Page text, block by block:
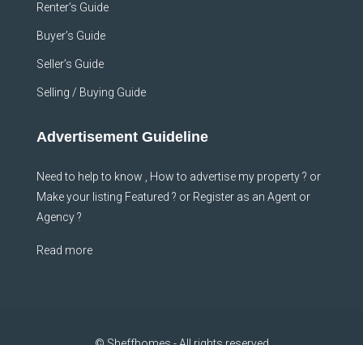
Renter’s Guide
Buyer’s Guide
Seller’s Guide
Selling / Buying Guide
Advertisement Guideline
Need to help to know , How to advertise my property ? or
Make your listing Featured ? or Register as an Agent or
Agency ?
Read more